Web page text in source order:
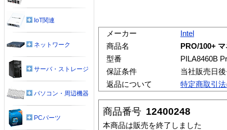
メーカー
Intel
商品名
PRO/100+
型番
PILA8460B
保証条件
当社販売日
返品について
特定商取引
商品番号 12400248
本商品は販売を終了しました
IoT関連
ネットワーク
サーバ・ストレージ
パソコン・周辺機器
PCパーツ